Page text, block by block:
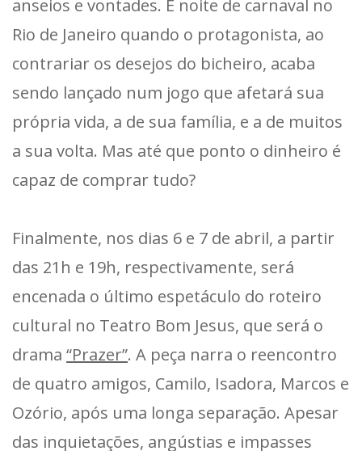
anseios e vontades. É noite de carnaval no
Rio de Janeiro quando o protagonista, ao
contrariar os desejos do bicheiro, acaba
sendo lançado num jogo que afetará sua
própria vida, a de sua família, e a de muitos
a sua volta. Mas até que ponto o dinheiro é
capaz de comprar tudo?
Finalmente, nos dias 6 e 7 de abril, a partir
das 21h e 19h, respectivamente, será
encenada o último espetáculo do roteiro
cultural no Teatro Bom Jesus, que será o
drama “Prazer”. A peça narra o reencontro
de quatro amigos, Camilo, Isadora, Marcos e
Ozório, após uma longa separação. Apesar
das inquietações, angústias e impasses